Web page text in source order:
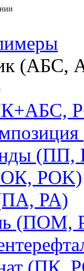
(АБС,
(ПП,
POK)
PA)
(ПОМ,